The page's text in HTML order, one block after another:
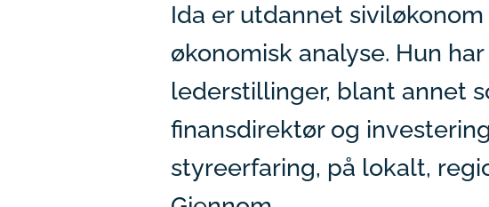
Ida er utdannet
økonomisk analyse. Hun
lederstillinger, blant annet
finansdirektør og
styreerfaring, på lokalt,